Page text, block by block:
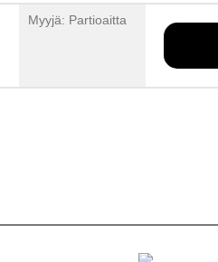
Myyjä: Partioaitta